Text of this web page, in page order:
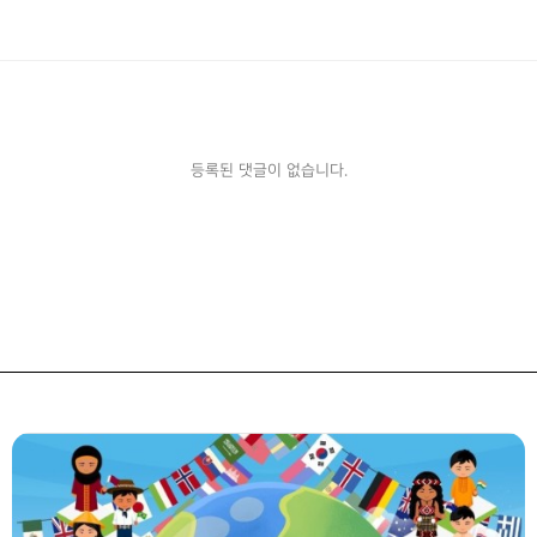
등록된 댓글이 없습니다.